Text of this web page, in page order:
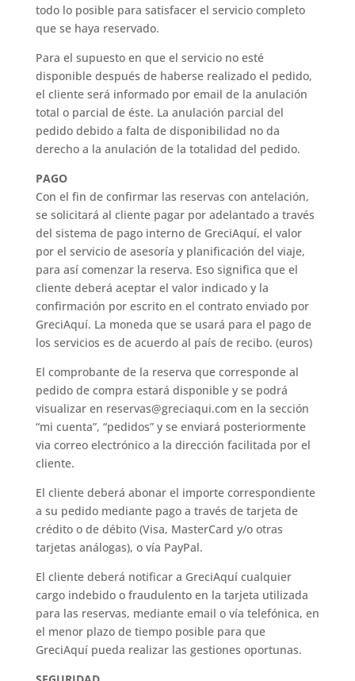
todo lo posible para satisfacer el servicio completo
que se haya reservado.
Para el supuesto en que el servicio no esté
disponible después de haberse realizado el pedido,
el cliente será informado por email de la anulación
total o parcial de éste. La anulación parcial del
pedido debido a falta de disponibilidad no da
derecho a la anulación de la totalidad del pedido.
PAGO
Con el fin de confirmar las reservas con antelación,
se solicitará al cliente pagar por adelantado a través
del sistema de pago interno de GreciAquí, el valor
por el servicio de asesoría y planificación del viaje,
para así comenzar la reserva. Eso significa que el
cliente deberá aceptar el valor indicado y la
confirmación por escrito en el contrato enviado por
GreciAquí. La moneda que se usará para el pago de
los servicios es de acuerdo al país de recibo. (euros)
El comprobante de la reserva que corresponde al
pedido de compra estará disponible y se podrá
visualizar en reservas@greciaqui.com en la sección
“mi cuenta”, “pedidos” y se enviará posteriormente
via correo electrónico a la dirección facilitada por el
cliente.
El cliente deberá abonar el importe correspondiente
a su pedido mediante pago a través de tarjeta de
crédito o de débito (Visa, MasterCard y/o otras
tarjetas análogas), o vía PayPal.
El cliente deberá notificar a GreciAquí cualquier
cargo indebido o fraudulento en la tarjeta utilizada
para las reservas, mediante email o vía telefónica, en
el menor plazo de tiempo posible para que
GreciAquí pueda realizar las gestiones oportunas.